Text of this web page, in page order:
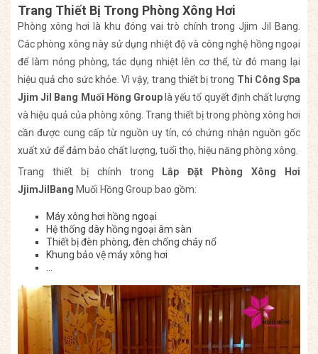
Trang Thiết Bị Trong Phòng Xông Hơi
Phòng xông hơi là khu đóng vai trò chính trong Jjim Jil Bang.
Các phòng xông này sử dụng nhiệt độ và công nghệ hồng ngoại
để làm nóng phòng, tác dụng nhiệt lên cơ thể, từ đó mang lại
hiệu quả cho sức khỏe. Vì vậy, trang thiết bị trong Thi Công Spa
Jjim Jil Bang Muối Hồng Grouplà yếu tố quyết định chất lượng
và hiệu quả của phòng xông. Trang thiết bị trong phòng xông hơi
cần được cung cấp từ nguồn uy tín, có chứng nhận nguồn gốc
xuất xứ để đảm bảo chất lượng, tuổi thọ, hiệu năng phòng xông.
Trang thiết bị chính trong Lắp Đặt Phòng Xông Hơi
JjimJilBang Muối Hồng Group bao gồm:
Máy xông hơi hồng ngoại
Hệ thống dây hồng ngoại âm sàn
Thiết bị đèn phòng, đèn chống cháy nổ
Khung bảo vệ máy xông hơi